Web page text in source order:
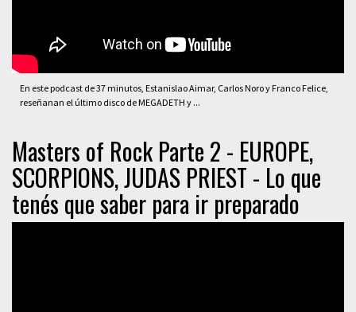
En este podcast de 37 minutos, Estanislao Aimar, Carlos Noro y Franco Felice,
reseñanan el último disco de MEGADETH y ...
Masters of Rock Parte 2 - EUROPE,
SCORPIONS, JUDAS PRIEST - Lo que
tenés que saber para ir preparado